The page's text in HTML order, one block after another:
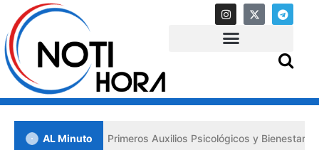
AL Minuto
Lara impulsa los «Primeros Auxilios Psicológicos y Bienestar